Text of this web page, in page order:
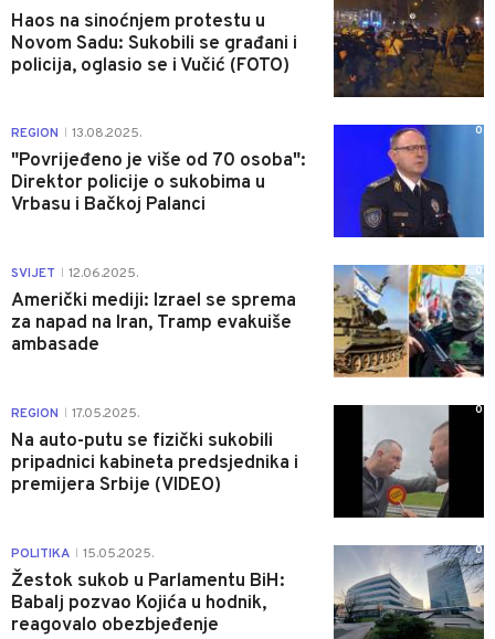
Haos na sinoćnjem protestu u
Novom Sadu: Sukobili se građani i
policija, oglasio se i Vučić (FOTO)
REGION 13.08.2025.
"Povrijeđeno je više od 70 osoba":
Direktor policije o sukobima u
Vrbasu i Bačkoj Palanci
0
SVIJET 12.06.2025.
Američki mediji: Izrael se sprema
za napad na Iran, Tramp evakuiše
ambasade
0
REGION 17.05.2025.
Na auto-putu se fizički sukobili
pripadnici kabineta predsjednika i
premijera Srbije (VIDEO)
0
POLITIKA 15.05.2025.
Žestok sukob u Parlamentu BiH:
Babalj pozvao Kojića u hodnik,
reagovalo obezbjeđenje
0